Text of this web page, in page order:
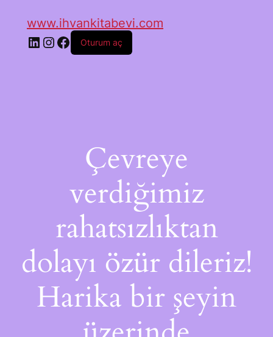
www.ihvankitabevi.com
Oturum aç
Çevreye
verdiğimiz
rahatsızlıktan
dolayı özür dileriz!
Harika bir şeyin